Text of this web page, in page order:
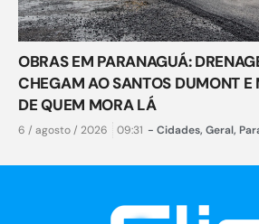
OBRAS EM PARANAGUÁ:
CHEGAM AO SANTOS DUMONT
DE QUEM MORA LÁ
6 / agosto / 2026 09:31 - Cidades, Geral,